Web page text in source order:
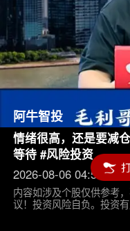
阿牛智投
情绪很高，还是要减
等待 #风险投资
2026-08-06 04:55
内容如涉及个股仅供参考
议！投资风险自负。投资有